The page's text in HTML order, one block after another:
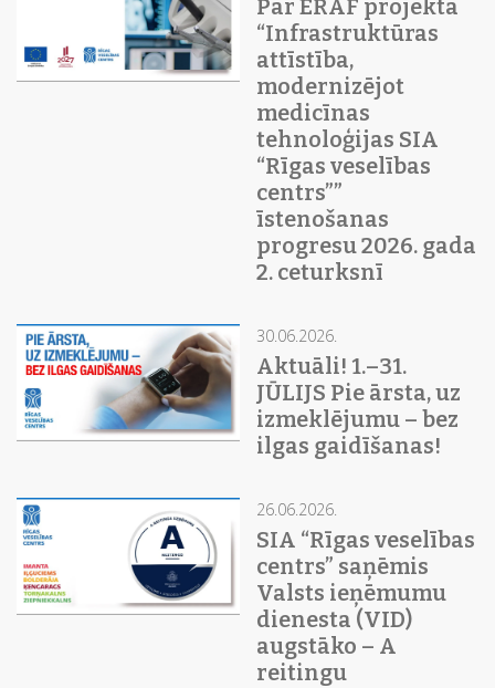
Par ERAF projekta
“Infrastruktūras
attīstība,
modernizējot
medicīnas
tehnoloģijas SIA
“Rīgas veselības
centrs””
īstenošanas
progresu 2026. gada
2. ceturksnī
30.06.2026.
Aktuāli! 1.–31.
JŪLIJS Pie ārsta, uz
izmeklējumu – bez
ilgas gaidīšanas!
26.06.2026.
SIA “Rīgas veselības
centrs” saņēmis
Valsts ieņēmumu
dienesta (VID)
augstāko – A
reitingu